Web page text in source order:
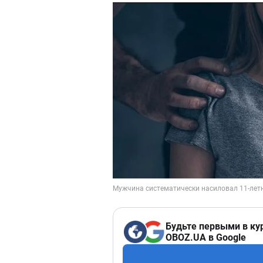
Будьте первыми в
OBOZ.UA в Google